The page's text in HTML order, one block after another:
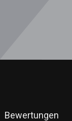
Bewertungen